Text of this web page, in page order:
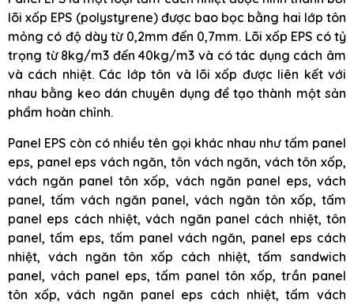
lõi xốp EPS (polystyrene) được bao bọc bằng hai lớp tôn
mỏng có độ dày từ 0,2mm đến 0,7mm. Lõi xốp EPS có tỷ
trọng từ 8kg/m3 đến 40kg/m3 và có tác dụng cách âm
và cách nhiệt. Các lớp tôn và lõi xốp được liên kết với
nhau bằng keo dán chuyên dụng để tạo thành một sản
phẩm hoàn chỉnh.
Panel EPS còn có nhiều tên gọi khác nhau như tấm panel
eps, panel eps vách ngăn, tôn vách ngăn, vách tôn xốp,
vách ngăn panel tôn xốp, vách ngăn panel eps, vách
panel, tấm vách ngăn panel, vách ngăn tôn xốp, tấm
panel eps cách nhiệt, vách ngăn panel cách nhiệt, tôn
panel, tấm eps, tấm panel vách ngăn, panel eps cách
nhiệt, vách ngăn tôn xốp cách nhiệt, tấm sandwich
panel, vách panel eps, tấm panel tôn xốp, trần panel
tôn xốp, vách ngăn panel eps cách nhiệt, tấm vách